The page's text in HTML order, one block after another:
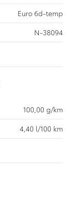
Euro 6d-temp
N-38094
100,00 g/km
4,40 l/100 km